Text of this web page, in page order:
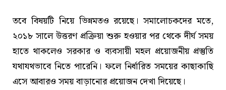
তবে বিষয়টি নিয়ে ভিন্নমতও রয়েছে। সমালোচকদের মতে,
২০১৮ সালে উত্তরণ প্রক্রিয়া শুরু হওয়ার পর থেকে দীর্ঘ সময়
হাতে থাকলেও সরকার ও ব্যবসায়ী মহল প্রয়োজনীয় প্রস্তুতি
যথাযথভাবে নিতে পারেনি। ফলে নির্ধারিত সময়ের কাছাকাছি
এসে আবারও সময় বাড়ানোর প্রয়োজন দেখা দিয়েছে।